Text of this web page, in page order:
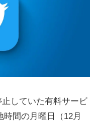
していた有料サービ
間の月曜日（12月